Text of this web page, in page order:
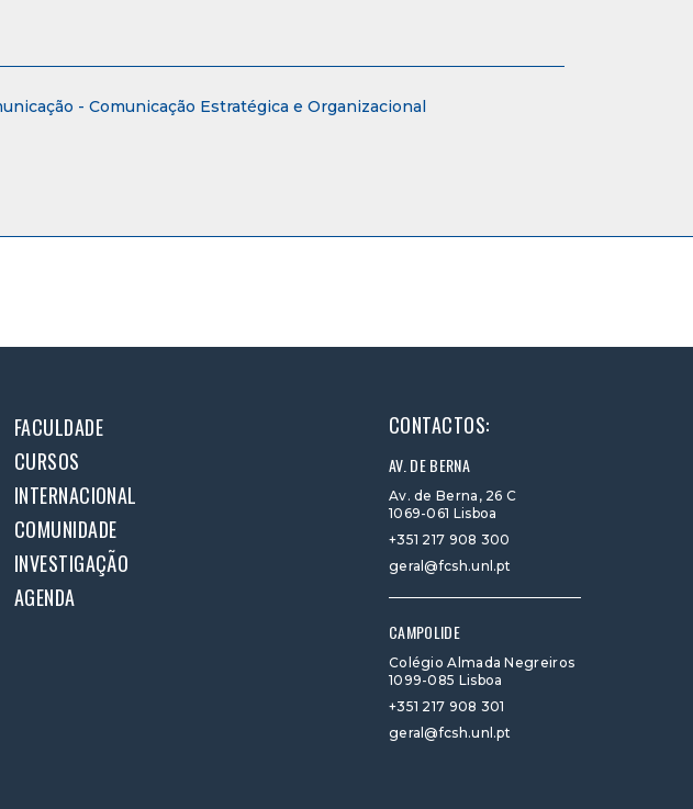
- Comunicação Estratégica e Organizacional
FACULDADE
CURSOS
INTERNACIONAL
COMUNIDADE
INVESTIGAÇÃO
AGENDA
CONTACTOS:
AV. DE BERNA
Av. de Berna, 26 C
1069-061 Lisboa
+351 217 908 300
geral@fcsh.unl.pt
CAMPOLIDE
Colégio Almada Negreiros
1099-085 Lisboa
+351 217 908 301
geral@fcsh.unl.pt